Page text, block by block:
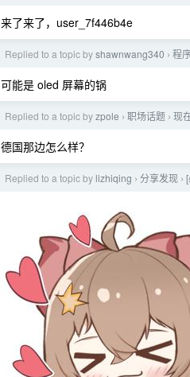
来了来了，user_7f446b4e
Replied to a topic byshawnwang340 › 程
可能是 oled 屏幕的锅
Replied to a topic byzpole › 职场话题 › 现
德国那边怎么样？
Replied to a topic by lizhiqing › 分享发现 ›